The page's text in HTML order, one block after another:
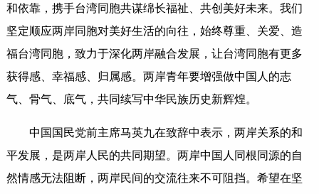
和依靠，携手台湾同胞共谋绵长福祉、共创美好未来。我们
坚定顺应两岸同胞对美好生活的向往，始终尊重、关爱、造
福台湾同胞，致力于深化两岸融合发展，让台湾同胞有更多
获得感、幸福感、归属感。两岸青年要增强做中国人的志
气、骨气、底气，共同续写中华民族历史新辉煌。
中国国民党前主席马英九在致辞中表示，两岸关系的和
平发展，是两岸人民的共同期望。两岸中国人同根同源的自
然情感无法阻断，两岸民间的交流往来不可阻挡。希望在坚